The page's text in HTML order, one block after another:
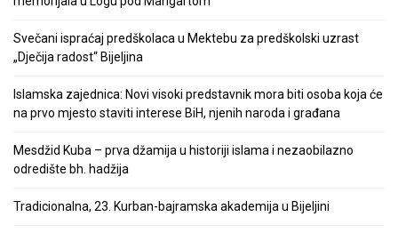
Svečani ispraćaj predškolaca u Mektebu za predškolski uzrast
„Dječija radost“ Bijeljina
Islamska zajednica: Novi visoki predstavnik mora biti osoba koja će
na prvo mjesto staviti interese BiH, njenih naroda i građana
Mesdžid Kuba – prva džamija u historiji islama i nezaobilazno
odredište bh. hadžija
Tradicionalna, 23. Kurban-bajramska akademija u Bijeljini